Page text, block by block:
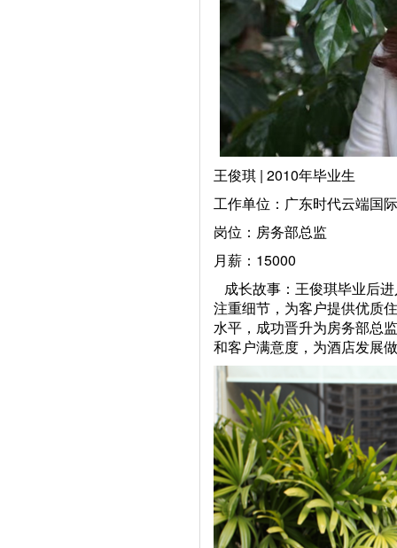
王俊琪 | 2010年毕业生
工作单位：广东时代云端国
岗位：房务部总监
月薪：15000
成长故事：王俊琪毕业后
注重细节，为客户提供优质
水平，成功晋升为房务部总
和客户满意度，为酒店发展